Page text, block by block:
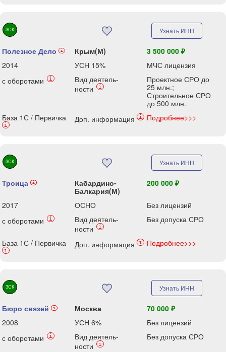
ЗСК Узнать ИНН
Полезное Дело i Крым(М)
3 500 000 ₽
2014
УСН 15%
МЧС лицензия
с оборотами
i
Вид деятель-
ности
i
Проектное СРО до
25 млн.;
Строительное СРО
до 500 млн.
База 1С / Первичка
i
Доп. информация i Подробнее>>>
ЗСК Узнать ИНН
Троица i
Кабардино-
Балкария(М)
200 000 ₽
2017 ОСНО
Без лицензий
с оборотами
i
Вид деятель-
ности
i
Без допуска СРО
База 1С / Первичка
i
Доп. информация i Подробнее>>>
ЗСК Узнать ИНН
Бюро связей i Москва
70 000 ₽
2008
УСН 6%
Без лицензий
с оборотами
i
Вид деятель-
ности
i
Без допуска СРО